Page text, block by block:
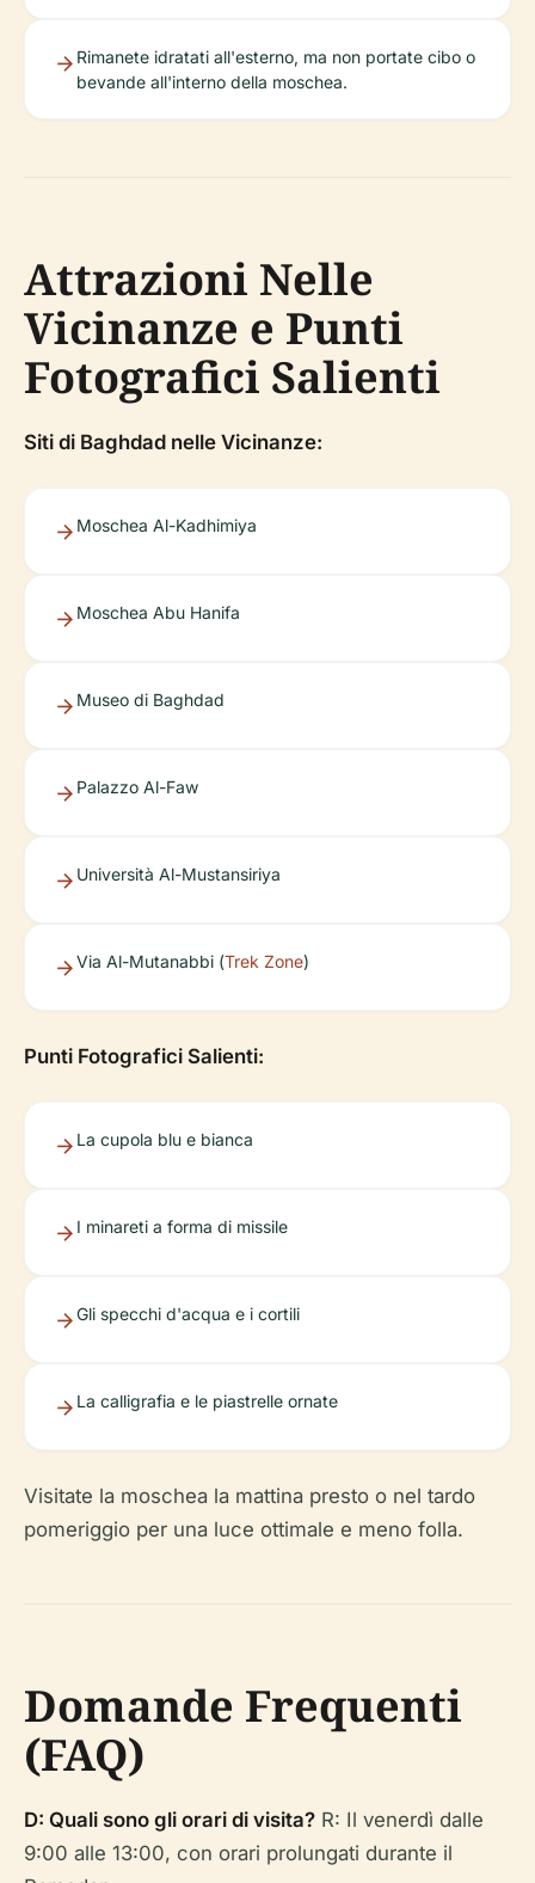
Rimanete idratati all'esterno, ma non portate cibo o
bevande all'interno della moschea.
Attrazioni Nelle
Vicinanze e Punti
Fotografici Salienti
Siti di Baghdad nelle Vicinanze:
Moschea Al-Kadhimiya
Moschea Abu Hanifa
Museo di Baghdad
Palazzo Al-Faw
Università Al-Mustansiriya
Via Al-Mutanabbi (Trek Zone)
Punti Fotografici Salienti:
La cupola blu e bianca
I minareti a forma di missile
Gli specchi d'acqua e i cortili
La calligrafia e le piastrelle ornate
Visitate la moschea la mattina presto o nel tardo
pomeriggio per una luce ottimale e meno folla.
Domande Frequenti
(FAQ)
D: Quali sono gli orari di visita? R: Il venerdì dalle
9:00 alle 13:00, con orari prolungati durante il